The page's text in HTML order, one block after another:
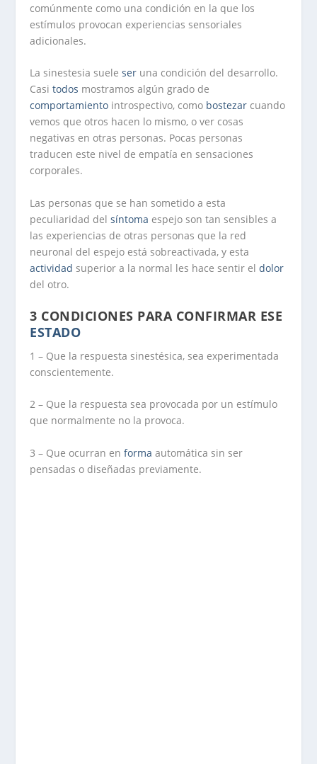
comúnmente como una condición en la que los
estímulos provocan experiencias sensoriales
adicionales.
La sinestesia sueleser una condición del desarrollo.
Casitodos mostramos algún grado de
comportamiento introspectivo, como bostezar cuando
vemos que otros hacen lo mismo, o ver cosas
negativas en otras personas. Pocas personas
traducen este nivel de empatía en sensaciones
corporales.
Las personas que se han sometido a esta
peculiaridad delsíntoma espejo son tan sensibles a
las experiencias de otras personas que la red
neuronal del espejo está sobreactivada, y esta
actividad superior a la normal les hace sentir eldolor
del otro.
3 CONDICIONES PARA CONFIRMAR ESE
ESTADO
1 – Que la respuesta sinestésica, sea experimentada
conscientemente.
2 – Que la respuesta sea provocada por un estímulo
que normalmente no la provoca.
3 – Que ocurran enforma automática sin ser
pensadas o diseñadas previamente.